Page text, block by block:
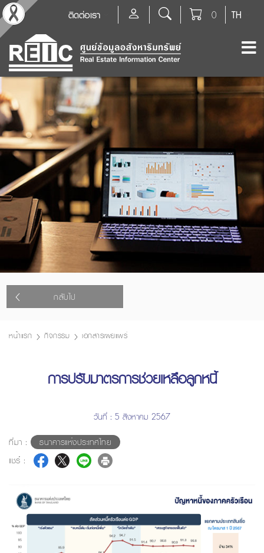
TH
0
ติดต่อเรา
กลับไป
หน้าแรก กิจกรรม เอกสารเผยแพร่
การปรับมาตรการช่วยเหลือลูกหนี้
วันที่ : 5 สิงหาคม 2567
ที่มา :
ธนาคารแห่งประเทศไทย
แชร์ :